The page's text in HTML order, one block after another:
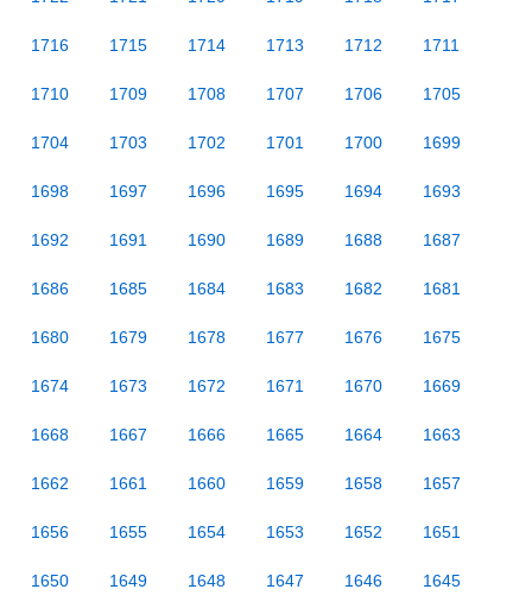
1716 1715 1714 1713 1712 1711
1710 1709 1708 1707 1706 1705
1704 1703 1702 1701 1700 1699
1698 1697 1696 1695 1694 1693
1692 1691 1690 1689 1688 1687
1686 1685 1684 1683 1682 1681
1680 1679 1678 1677 1676 1675
1674 1673 1672 1671 1670 1669
1668 1667 1666 1665 1664 1663
1662 1661 1660 1659 1658 1657
1656 1655 1654 1653 1652 1651
1650 1649 1648 1647 1646 1645